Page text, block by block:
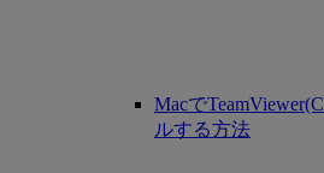
Macで
ルする方法